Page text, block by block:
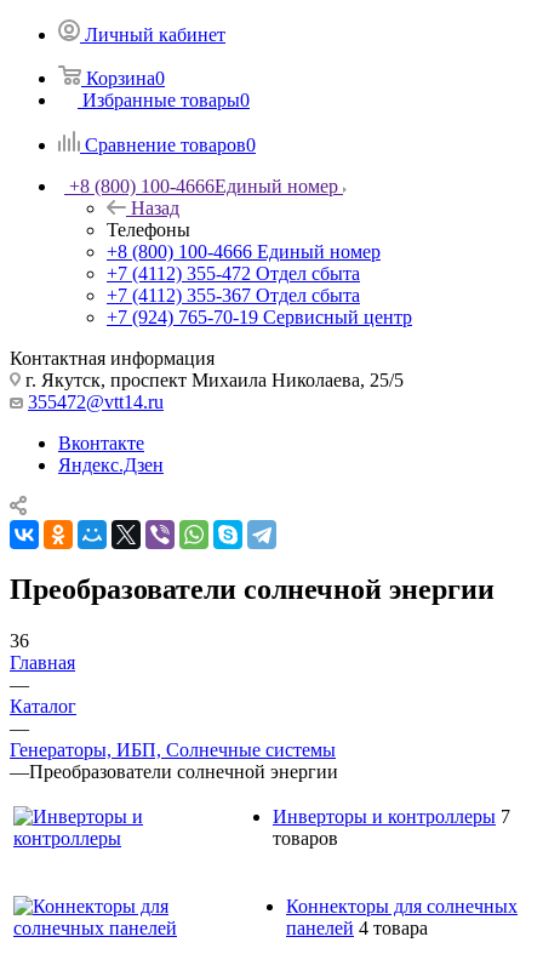
Личный кабинет
Корзина0
Избранные товары0
Сравнение товаров0
+8 (800) 100-4666Единый номер
Назад
Телефоны
+8 (800) 100-4666 Единый номер
+7 (4112) 355-472 Отдел сбыта
+7 (4112) 355-367 Отдел сбыта
+7 (924) 765-70-19 Сервисный центр
Контактная информация
г. Якутск, проспект Михаила Николаева, 25/5
355472@vtt14.ru
Вконтакте
Яндекс.Дзен
Преобразователи солнечной энергии
36
Главная
—
Каталог
—
Генераторы, ИБП, Солнечные системы
—Преобразователи солнечной энергии
Инверторы и контроллеры 7
товаров
Коннекторы для солнечных
панелей 4 товара